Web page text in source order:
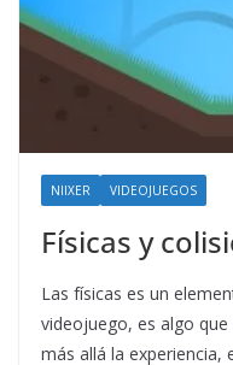
NIIXER VIDEOJUEGOS
Físicas y
Las físicas es un
videojuego, es algo
más allá la experiencia,